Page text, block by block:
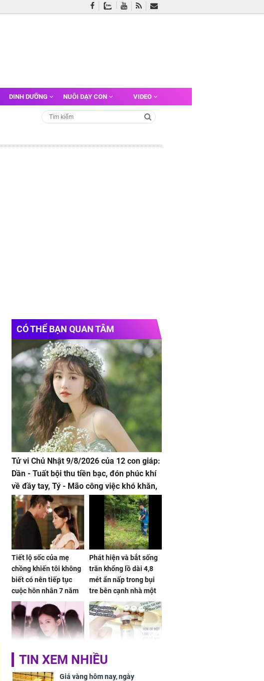
DINH DƯỠNG NUÔI DẠY CON VIDEO
CÓ THỂ BẠN QUAN TÂM
Tử vi Chủ Nhật 9/8/2026 của 12 con giáp:
Dần - Tuất bội thu tiền bạc, đón phúc khí
về đầy tay, Tý - Mão công việc khó khăn,
tiền bạc đội nón ra đi
Tiết lộ sốc của mẹ
chồng khiến tôi không
biết có nên tiếp tục
cuộc hôn nhân 7 năm
nữa hay không
Phát hiện và bắt sống
trăn khổng lồ dài 4,8
mét ẩn nấp trong bụi
tre bên cạnh nhà một
cụ bà
Triệu Lộ Tư muốn bứt
phá khỏi vùng an toàn
NÓNG: Bộ Y tế chưa
cấp phép cho sản
TIN XEM NHIỀU
Giá vàng hôm nay, ngày